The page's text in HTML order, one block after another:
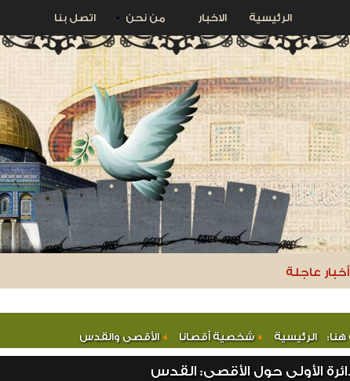
الرئيسية الاخبار من نحن اتصل بنا
أخبار عاجلة
هنا: الرئيسية شخصية أقصانا الأقصى والقدس
الأولى حول الأقصى: القدس